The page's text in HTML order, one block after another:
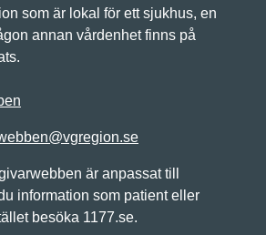
som är lokal för ett sjukhus, en
annan vårdenhet finns på
är anpassat till
information som patient eller
besöka 1177.se.